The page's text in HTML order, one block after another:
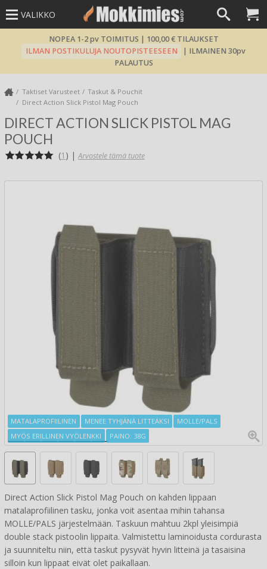
VALIKKO
NOPEA 1-2 pv TOIMITUS | 100,00 € TILAUKSET
ILMAN POSTIKULUJA NOUTOPISTEESEEN
| ILMAINEN 30pv
PALAUTUS
Taktiset Varusteet
Taskut & Pouchit
Direct Action Slick Pistol Mag Pouch
DIRECT ACTION SLICK PISTOL MAG
POUCH
(1 ) |Arvostele tämä tuote
MATALAPROFIILINEN MENEE TYHJÄNÄ LITTEÄKSI
MOLLE/PALS
MYÖS ERILLINEN VYÖLENKKI
PAINO: 38G
Direct Action Slick Pistol Mag Pouch on kahden lippaan
matalaprofiilinen tasku, jonka voit asentaa mihin tahansa
MOLLE/PALS järjestelmään. Taskuun mahtuu 2kpl yleisimpiä
double stack pistoolin lippaita. Valmistettu laminoidusta cordurasta
ja suunniteltu niin, että taskut pysyvät hyvin litteinä ja tasaisina
silloin kun lippaat eivät olet paikallaan.